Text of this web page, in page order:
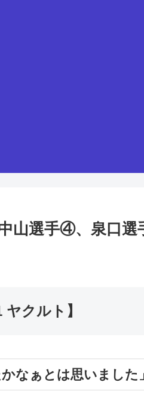
山選手④、泉口
ヤクルト】
なぁとは思いました」